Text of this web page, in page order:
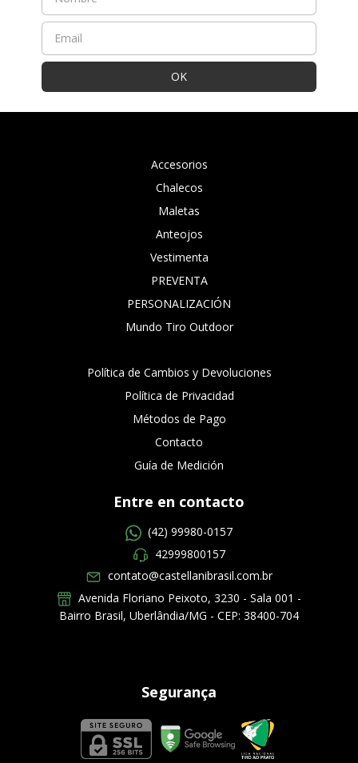
Accesorios
Chalecos
Maletas
Anteojos
Vestimenta
PREVENTA
PERSONALIZACIÓN
Mundo Tiro Outdoor
Política de Cambios y Devoluciones
Política de Privacidad
Métodos de Pago
Contacto
Guía de Medición
Entre en contacto
(42) 99980-0157
42999800157
contato@castellanibrasil.com.br
Avenida Floriano Peixoto, 3230 - Sala 001 -
Bairro Brasil, Uberlândia/MG - CEP: 38400-704
Segurança